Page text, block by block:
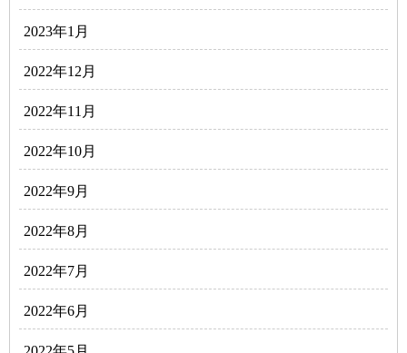
2023年1月
2022年12月
2022年11月
2022年10月
2022年9月
2022年8月
2022年7月
2022年6月